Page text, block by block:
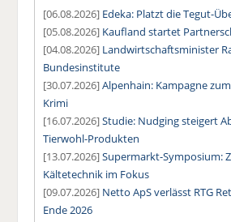
[06.08.2026] Edeka: Platzt die Tegut-
[05.08.2026] Kaufland startet
[04.08.2026] Landwirtschaftsminister
Bundesinstitute
[30.07.2026]Alpenhain: Kampagne
Krimi
[16.07.2026]Studie: Nudging steigert
Tierwohl-Produkten
[13.07.2026]Supermarkt-Symposium:
Kältetechnik im Fokus
[09.07.2026] Netto ApS verlässt RTG
Ende 2026